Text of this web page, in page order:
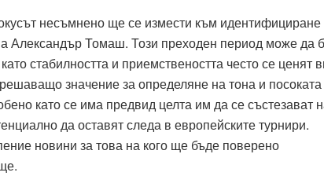
несъмнено ще се измести към идентифициране
Александър Томаш. Този преходен период може да
стабилността и приемствеността често се ценят
значение за определяне на тона и
като се има предвид целта им да се състезават
да оставят следа в европейските турнири.
новини за това на кого ще бъде поверено